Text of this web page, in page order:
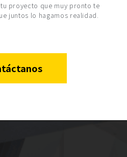
proyecto que muy pronto te
juntos lo hagamos realidad.